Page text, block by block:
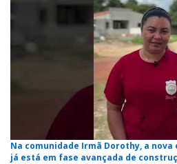
Na comunidade Irmã Dorothy, a
já está em fase avançada de